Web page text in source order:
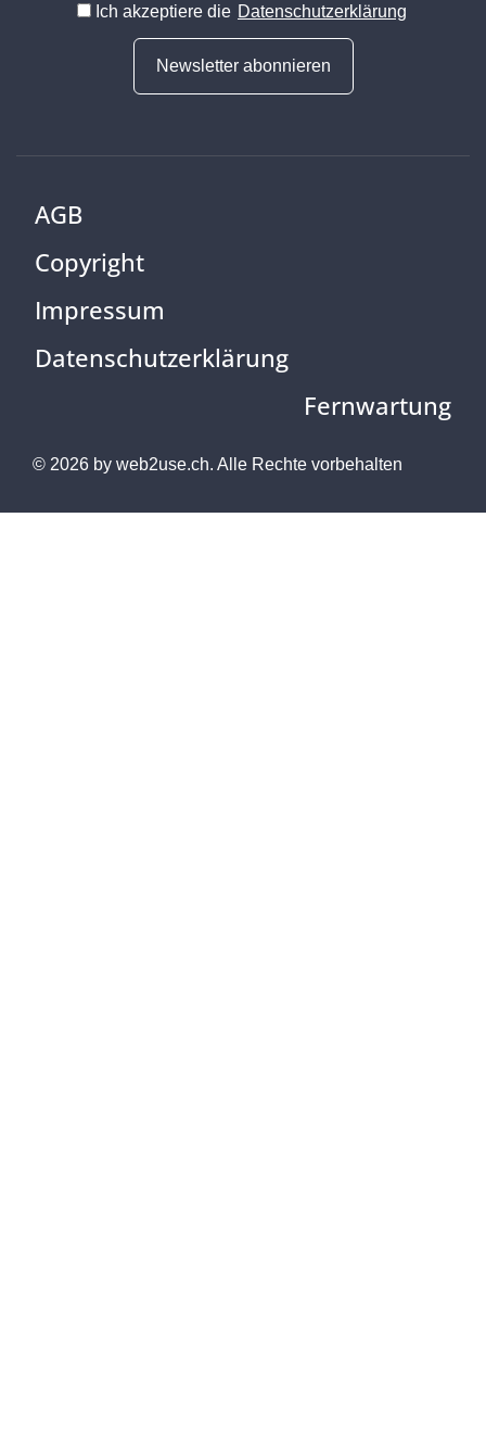
Ich akzeptiere die Datenschutzerklärung
Newsletter abonnieren
AGB
Copyright
Impressum
Datenschutzerklärung
Fernwartung
© 2026 by web2use.ch. Alle Rechte vorbehalten